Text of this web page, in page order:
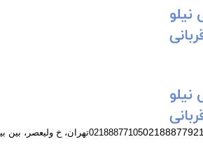
0218887710502188877921 تهران، خ ولیعصر، بین